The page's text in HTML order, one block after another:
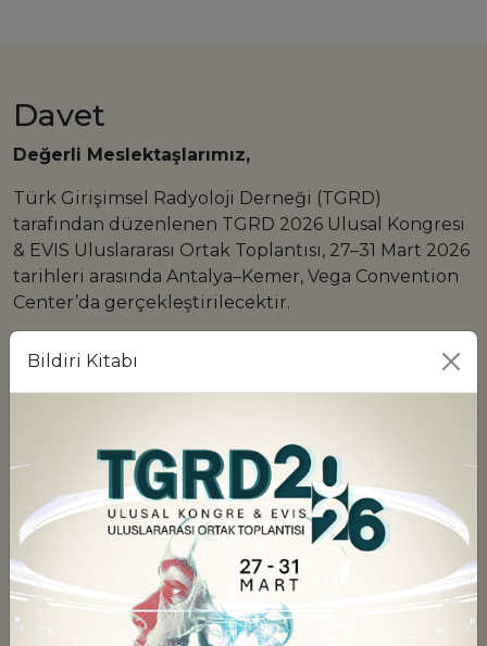
Davet
Değerli Meslektaşlarımız,
Türk Girişimsel Radyoloji Derneği (TGRD)
tarafından düzenlenen TGRD 2026 Ulusal Kongresi
& EVIS Uluslararası Ortak Toplantısı, 27–31 Mart 2026
tarihleri arasında Antalya–Kemer, Vega Convention
Center’da gerçekleştirilecektir.
Önceki kongremizin başarısında büyük pay sahibi
kurul üyeleri ile TGRD Yönetim Kurulu’na
teşekkürlerimizi sunarız.
Onların özverili çalışmaları, bu yılki toplantımız için
güçlü bir temel oluşturmuştur.
Devamını Gör ...
Bildiri Kitabı